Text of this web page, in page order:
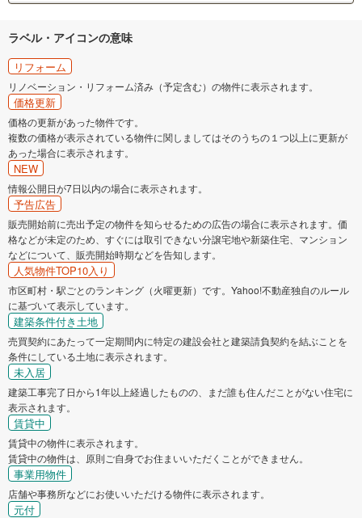
ラベル・アイコンの意味
リフォーム
リノベーション・リフォーム済み（予定含む）の物件に表示されます。
価格更新
価格の更新があった物件です。
複数の価格が表示されている物件に関しましてはそのうちの１つ以上に更新が
あった場合に表示されます。
NEW
情報公開日が7日以内の場合に表示されます。
予告広告
販売開始前に売出予定の物件を知らせるための広告の場合に表示されます。価
格などが未定のため、すぐには取引できない分譲宅地や新築住宅、マンション
などについて、販売開始時期などを告知します。
人気物件TOP10入り
市区町村・駅ごとのランキング（火曜更新）です。Yahoo!不動産独自のルール
に基づいて表示しています。
建築条件付き土地
売買契約にあたって一定期間内に特定の建設会社と建築請負契約を結ぶことを
条件にしている土地に表示されます。
未入居
建築工事完了日から1年以上経過したものの、まだ誰も住んだことがない住宅に
表示されます。
賃貸中
賃貸中の物件に表示されます。
賃貸中の物件は、原則ご自身でお住まいいただくことができません。
事業用物件
店舗や事務所などにお使いいただける物件に表示されます。
元付